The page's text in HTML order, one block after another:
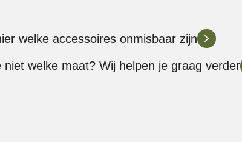
welke accessoires onmisbaar zijn
niet welke maat? Wij helpen je graag verder